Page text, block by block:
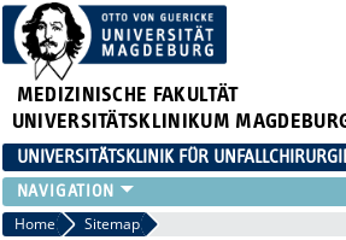
MEDIZINISCHE FAKULTÄT
UNIVERSITÄTSKLINIKUM
UNIVERSITÄTSKLINIK FÜR
KLINIK
Home Sitemap